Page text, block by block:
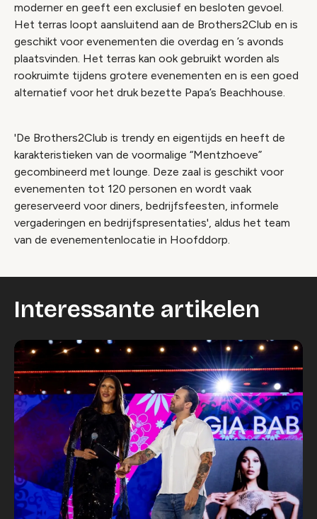
moderner en geeft een exclusief en besloten gevoel.
Het terras loopt aansluitend aan de Brothers2Club en is
geschikt voor evenementen die overdag en ’s avonds
plaatsvinden. Het terras kan ook gebruikt worden als
rookruimte tijdens grotere evenementen en is een goed
alternatief voor het druk bezette Papa’s Beachhouse.
'De Brothers2Club is trendy en eigentijds en heeft de
karakteristieken van de voormalige “Mentzhoeve”
gecombineerd met lounge. Deze zaal is geschikt voor
evenementen tot 120 personen en wordt vaak
gereserveerd voor diners, bedrijfsfeesten, informele
vergaderingen en bedrijfspresentaties', aldus het team
van de evenementenlocatie in Hoofddorp.
Interessante artikelen